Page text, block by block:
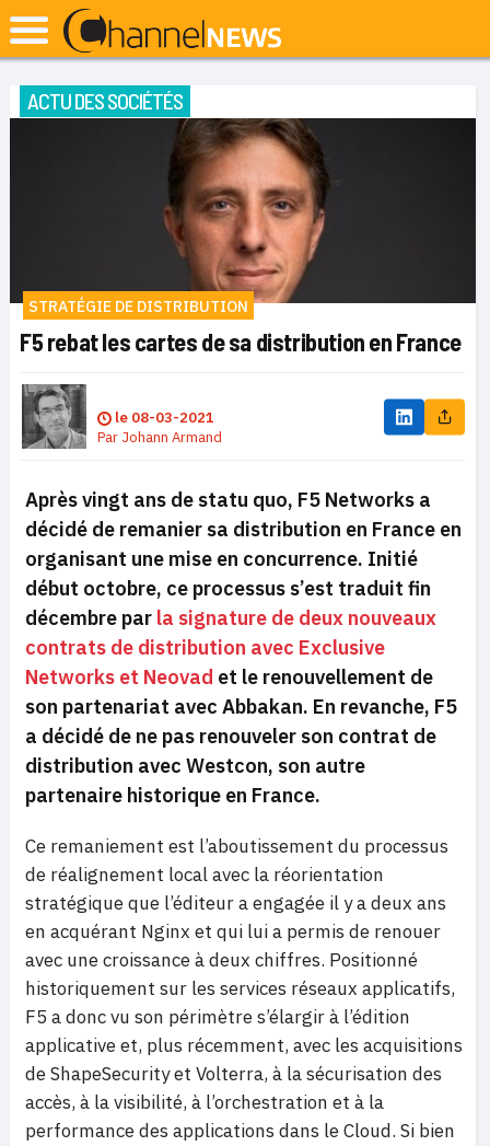
ACTU DES SOCIÉTÉS
STRATÉGIE DE DISTRIBUTION
F5 rebat les cartes de sa distribution en France
le 08-03-2021
Par Johann Armand
Après vingt ans de statu quo, F5 Networks a
décidé de remanier sa distribution en France en
organisant une mise en concurrence. Initié
début octobre, ce processus s’est traduit fin
décembre par la signature de deux nouveaux
contrats de distribution avec Exclusive
Networks et Neovad et le renouvellement de
son partenariat avec Abbakan. En revanche, F5
a décidé de ne pas renouveler son contrat de
distribution avec Westcon, son autre
partenaire historique en France.
Ce remaniement est l’aboutissement du processus
de réalignement local avec la réorientation
stratégique que l’éditeur a engagée il y a deux ans
en acquérant Nginx et qui lui a permis de renouer
avec une croissance à deux chiffres. Positionné
historiquement sur les services réseaux applicatifs,
F5 a donc vu son périmètre s’élargir à l’édition
applicative et, plus récemment, avec les acquisitions
de ShapeSecurity et Volterra, à la sécurisation des
accès, à la visibilité, à l’orchestration et à la
performance des applications dans le Cloud. Si bien